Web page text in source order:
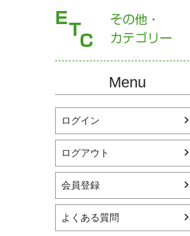
Menu
ログイン
ログアウト
会員登録
よくある質問